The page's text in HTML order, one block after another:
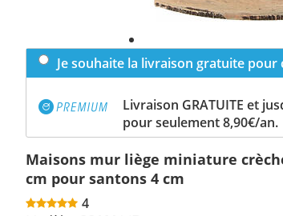
Je souhaite la livraison gratuite pour
Livraison GRATUITE et
pour seulement 8,90€/an.
Maisons mur liège miniature
cm pour santons 4 cm
4